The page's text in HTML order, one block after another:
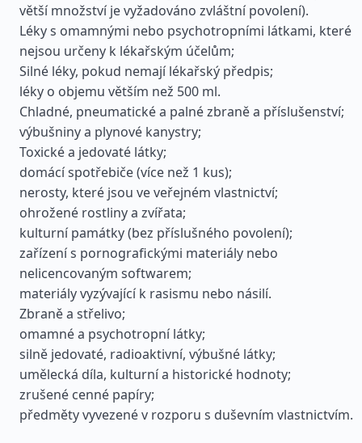
větší množství je vyžadováno zvláštní povolení).
Léky s omamnými nebo psychotropními látkami, které
nejsou určeny k lékařským účelům;
Silné léky, pokud nemají lékařský předpis;
léky o objemu větším než 500 ml.
Chladné, pneumatické a palné zbraně a příslušenství;
výbušniny a plynové kanystry;
Toxické a jedovaté látky;
domácí spotřebiče (více než 1 kus);
nerosty, které jsou ve veřejném vlastnictví;
ohrožené rostliny a zvířata;
kulturní památky (bez příslušného povolení);
zařízení s pornografickými materiály nebo
nelicencovaným softwarem;
materiály vyzývající k rasismu nebo násilí.
Zbraně a střelivo;
omamné a psychotropní látky;
silně jedovaté, radioaktivní, výbušné látky;
umělecká díla, kulturní a historické hodnoty;
zrušené cenné papíry;
předměty vyvezené v rozporu s duševním vlastnictvím.